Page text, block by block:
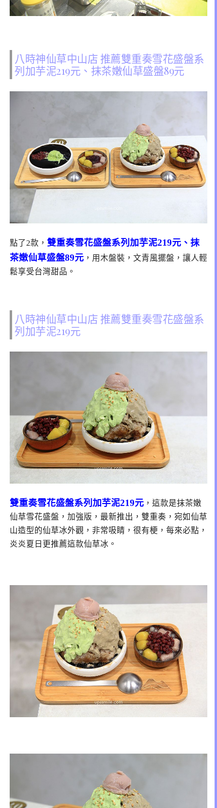
八時神仙草中山店 推薦雙重奏雪花盛盤系
列加芋泥219元、抹茶嫩仙草盛盤89元
點了2款， 雙重奏雪花盛盤系列加芋泥219元、抹
茶嫩仙草盛盤89元 ，用木盤裝，文青風擺盤，讓人輕
鬆享受台灣甜品。
八時神仙草中山店 推薦雙重奏雪花盛盤系
列加芋泥219元
雙重奏雪花盛盤系列加芋泥219元 ，這款是抹茶嫩
仙草雪花盛盤，加強版，最新推出，雙重奏，宛如仙草
山造型的仙草冰外觀，非常吸睛，很有梗，每來必點，
炎炎夏日更推薦這款仙草冰。